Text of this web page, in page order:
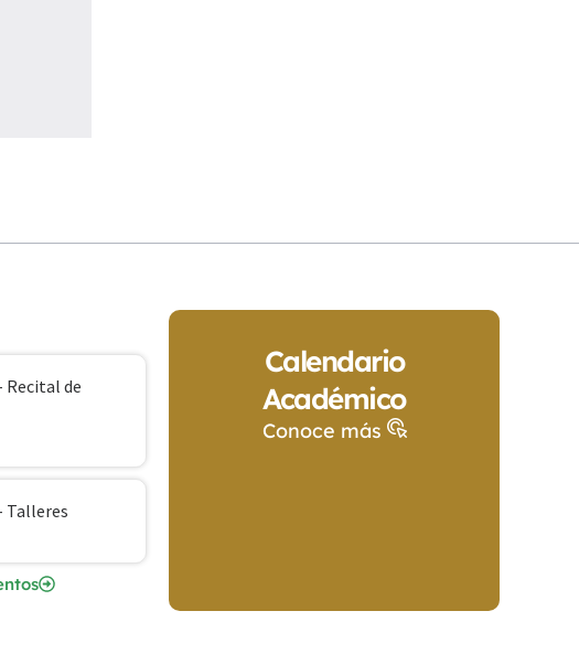
Recital de
Talleres
Calendario
Académico
Conoce más